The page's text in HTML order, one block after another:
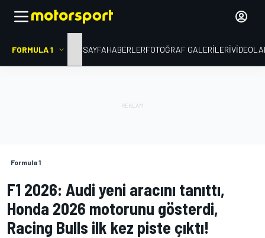
FORMULA 1 ANA SAYFAHABERLERFOTOĞRAF GALERILERI
Formula 1
F1 2026: Audi yeni aracını tanıttı,
Honda 2026 motorunu gösterdi,
Racing Bulls ilk kez piste çıktı!